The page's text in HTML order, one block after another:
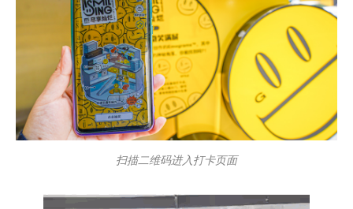
扫描二维码进入打卡页面